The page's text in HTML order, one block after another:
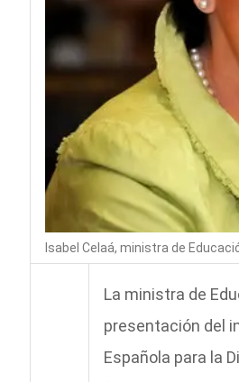
Isabel Celaá, ministra de
La ministra de
presentación del
Española para la